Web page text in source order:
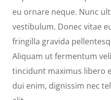
eu ornare neque. Nunc
vestibulum. Donec vitae
fringilla gravida
Aliquam ut fermentum
tincidunt maximus libero
dui enim, dignissim nec